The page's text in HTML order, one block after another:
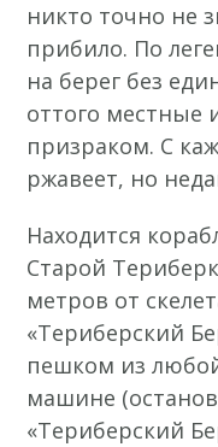
никто точно не
прибило. По
на берег без
оттого местные
призраком. С
ржавеет, но
Находится
Старой
метров от
«Териберский
пешком из
машине
«Териберский